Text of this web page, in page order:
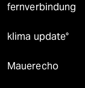
fernverbindung
klima update°
Mauerecho